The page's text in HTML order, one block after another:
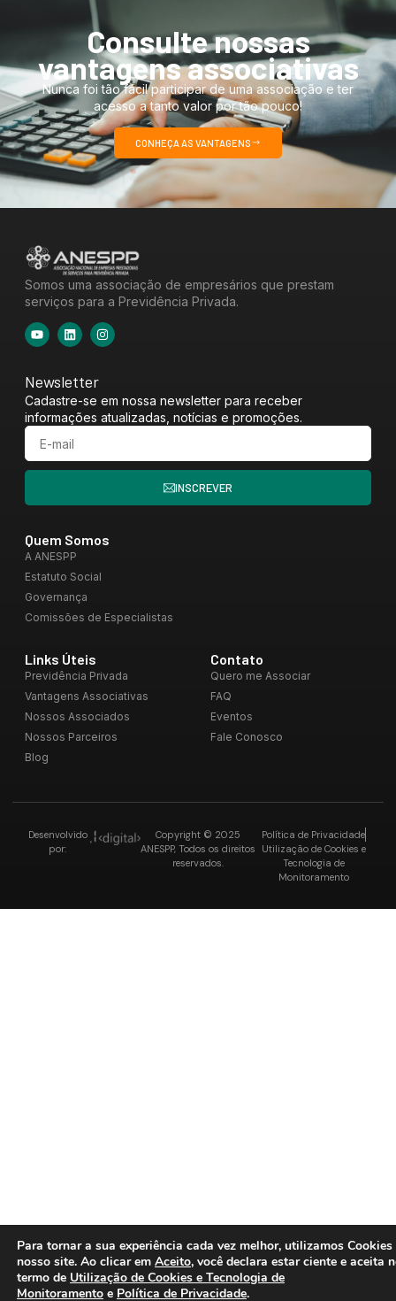
Consulte nossas
vantagens associativas
Nunca foi tão fácil participar de uma associação e ter
acesso a tanto valor por tão pouco!
CONHEÇA AS VANTAGENS
Somos uma associação de empresários que prestam
serviços para a Previdência Privada.
Quem Somos
A ANESPP
Estatuto Social
Governança
Comissões de Especialistas
Links Úteis
Previdência Privada
Vantagens Associativas
Nossos Associados
Nossos Parceiros
Blog
Contato
Quero me Associar
FAQ
Eventos
Fale Conosco
Newsletter
Cadastre-se em nossa newsletter para receber
informações atualizadas, notícias e promoções.
INSCREVER
Copyright © 2025
ANESPP, Todos os direitos
reservados.
Desenvolvido
por:
Política de Privacidade
Utilização de Cookies e
Tecnologia de
Monitoramento
Para tornar a sua experiência cada vez melhor, utilizamos Cookies
nosso site. Ao clicar em Aceito, você declara estar ciente e aceita
termo de Utilização de Cookies e Tecnologia de
Monitoramento e Política de Privacidade.